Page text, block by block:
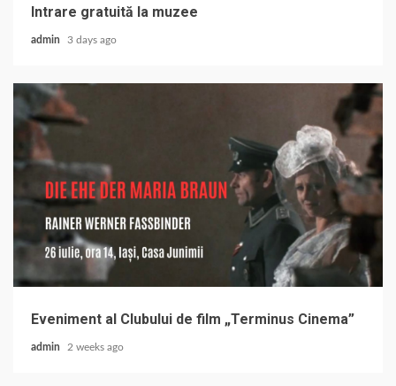
Intrare gratuită la muzee
admin 3 days ago
Eveniment al Clubului de film „Terminus Cinema”
admin 2 weeks ago